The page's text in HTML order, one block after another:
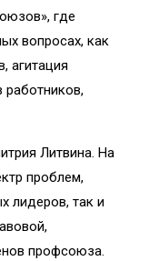
где
вопросах, как
агитация
Литвина. На
проблем,
лидеров, так и
профсоюза.